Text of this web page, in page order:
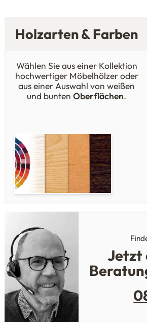
Holzarten & Farben
Wählen Sie aus einer Kollektion
hochwertiger Möbelhölzer oder
aus einer Auswahl von weißen
und buntenOberflächen.
Jetzt